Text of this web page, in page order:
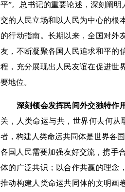
平”。总书记的重要论述，深刻阐
交的人民立场和以人民为中心的根
的行动指南。长期以来，全国对外
友，不断凝聚各国人民追求和平的
程，充分展现出人民友谊在促进世
要地位。
深刻领会发挥民间外交独特作
关，人类命运与共，世界何去何从
者，构建人类命运共同体是世界各
各国人民需要加强友好交流，携手
体的广泛共识；以合作共赢的理念
推动构建人类命运共同体的文明画